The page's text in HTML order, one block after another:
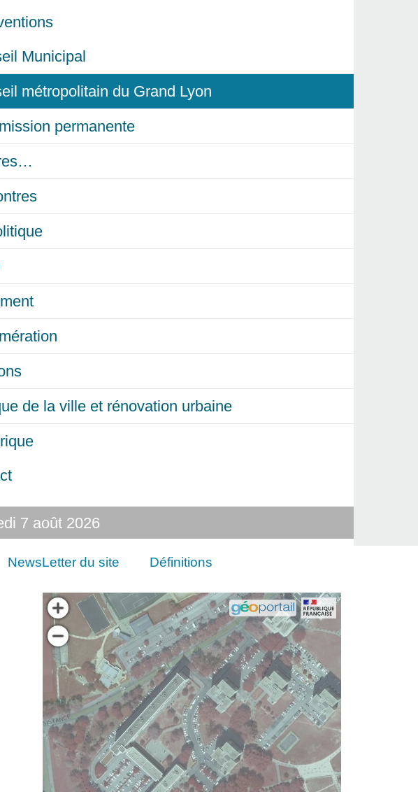
Municipal
métropolitain du Grand Lyon
permanente
de la ville et rénovation urbaine
7 août 2026
NewsLetter du site Définitions